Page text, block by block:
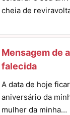
cheia de
Mensagem de
falecida
A data de hoje
aniversário da
mulher da minha…